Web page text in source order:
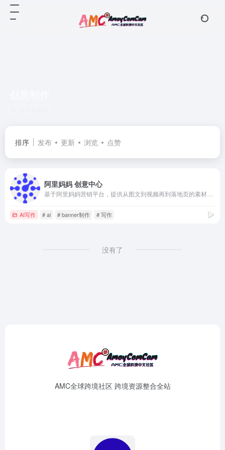
排序 发布 更新 浏览 点赞
阿里妈妈 创意中心
AI写作 # ai # banner制作 # 写作
没有了
AMC全球跨境社区 跨境资源整合全站